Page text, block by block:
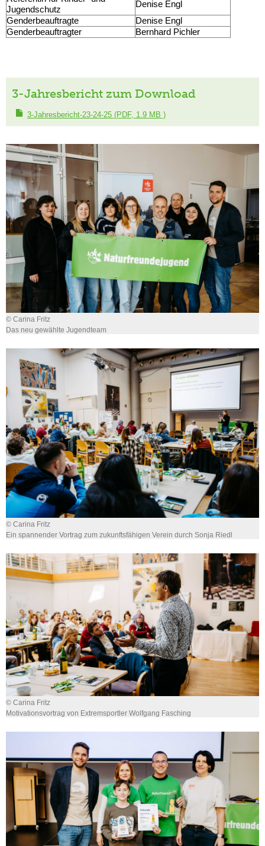
Jugendschutz
Denise Engl
Genderbeauftragte
Denise Engl
Genderbeauftragter
Bernhard Pichler
3-Jahresbericht zum Download
3-Jahresbericht-23-24-25 (PDF, 1.9 MB )
© Carina Fritz
Das neu gewählte Jugendteam
© Carina Fritz
Ein spannender Vortrag zum zukunftsfähigen Verein durch Sonja Riedl
© Carina Fritz
Motivationsvortrag von Extremsportler Wolfgang Fasching